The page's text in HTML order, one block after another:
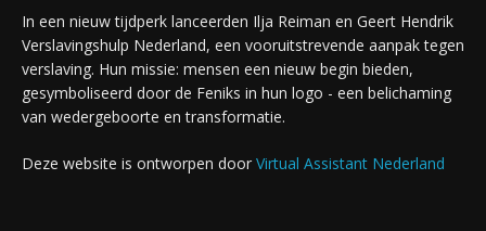
In een nieuw tijdperk lanceerden Ilja Reiman en Geert Hendrik
Verslavingshulp Nederland, een vooruitstrevende aanpak tegen
verslaving. Hun missie: mensen een nieuw begin bieden,
gesymboliseerd door de Feniks in hun logo - een belichaming
van wedergeboorte en transformatie.
Deze website is ontworpen door Virtual Assistant Nederland